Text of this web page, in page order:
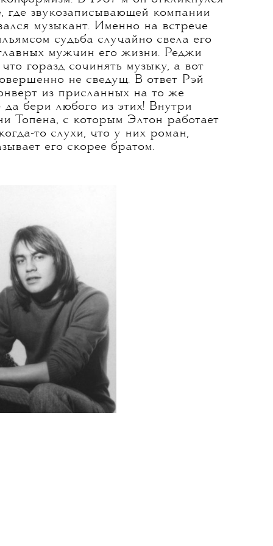
еще был вовсе не Элтоном,
Дуайтом (а на небольших
стиль его был достаточно
музыкант носил джинсы
круглые очки намекали
В 1967-м он откликнулся
где звукозаписывающей компании
музыкант. Именно на встрече
из присланных на то же
бери любого из этих! Внутри
Топена, с которым Элтон работает
то слухи, что у них роман,
его скорее братом.